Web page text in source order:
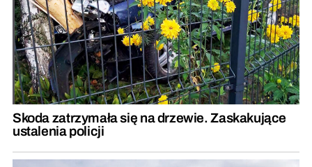
Skoda zatrzymała się na drzewie. Zaskakujące
ustalenia policji